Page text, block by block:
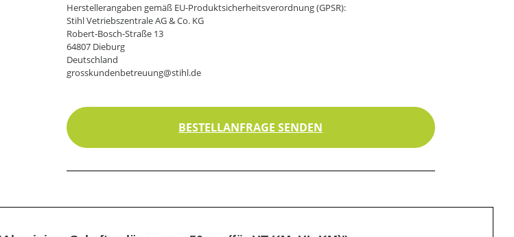
Herstellerangaben gemäß EU-Produktsicherheitsverordnung (GPSR):
Stihl Vetriebszentrale AG & Co. KG
Robert-Bosch-Straße 13
64807 Dieburg
Deutschland
grosskundenbetreuung@stihl.de
BESTELLANFRAGE SENDEN